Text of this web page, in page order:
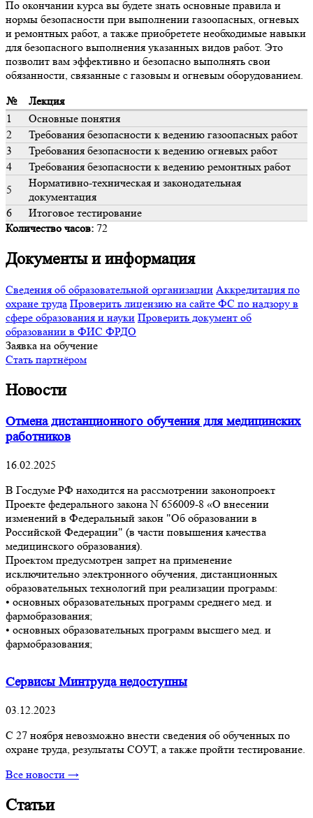
По окончании курса вы будете знать основные правила и
нормы безопасности при выполнении газоопасных, огневых
и ремонтных работ, а также приобретете необходимые навыки
для безопасного выполнения указанных видов работ. Это
позволит вам эффективно и безопасно выполнять свои
обязанности, связанные с газовым и огневым оборудованием.
№
Лекция
1
Основные понятия
2
Требования безопасности к ведению газоопасных работ
3
Требования безопасности к ведению огневых работ
4
Требования безопасности к ведению ремонтных работ
5
Нормативно-техническая и законодательная
документация
6
Итоговое тестирование
Количество часов: 72
Документы и информация
Сведения об образовательной организации Аккредитация по
охране труда Проверить лицензию на сайте ФС по надзору в
сфере образования и науки Проверить документ об
образовании в ФИС ФРДО
Заявка на обучение
Стать партнёром
Новости
Отмена дистанционного обучения для медицинских
работников
16.02.2025
В Госдуме РФ находится на рассмотрении законопроект
Проекте федерального закона N 656009-8 «О внесении
изменений в Федеральный закон "Об образовании в
Российской Федерации" (в части повышения качества
медицинского образования).
Проектом предусмотрен запрет на применение
исключительно электронного обучения, дистанционных
образовательных технологий при реализации программ:
• основных образовательных программ среднего мед. и
фармобразования;
• основных образовательных программ высшего мед. и
фармобразования;
Сервисы Минтруда недоступны
03.12.2023
С 27 ноября невозможно внести сведения об обученных по
охране труда, результаты СОУТ, а также пройти тестирование.
Все новости →
Статьи